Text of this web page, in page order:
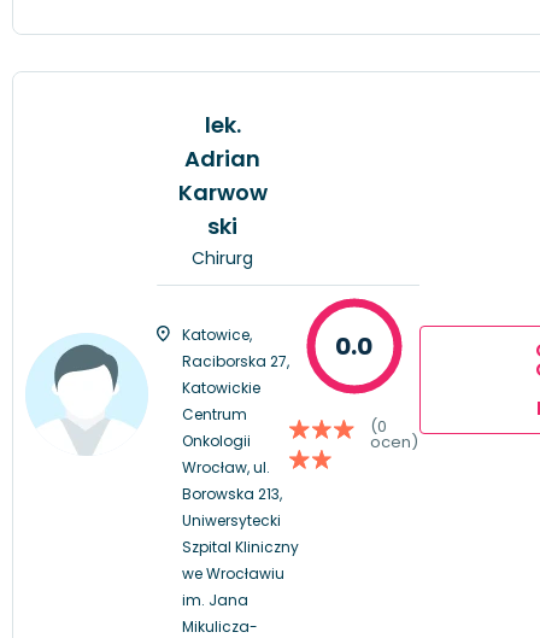
lek.
Adrian
Karwow
ski
Chirurg
Katowice,
Raciborska 27,
Katowickie
Centrum
Onkologii
Wrocław, ul.
Borowska 213,
Uniwersytecki
Szpital Kliniczny
we Wrocławiu
im. Jana
Mikulicza-
0.0
(0
ocen)